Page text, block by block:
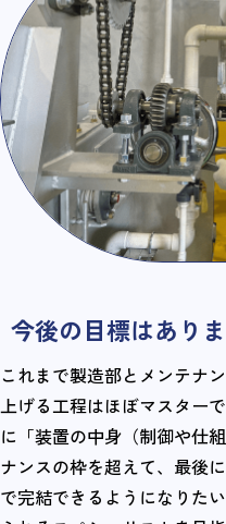
今後の目標はあり
これまで製造部とメンテナ
上げる工程はほぼマスター
に「装置の中身（制御や仕
ナンスの枠を超えて、最後
で完結できるようになりた